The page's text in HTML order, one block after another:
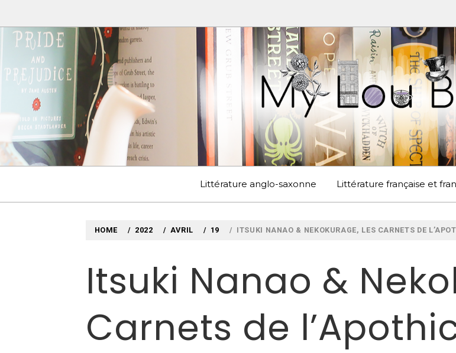
to
content
MYLOUBOOK
VOYAGES LITTÉRAIRES EN ANGLETERRE ET
Littérature anglo-saxonne Littérature française et
HOME 2022 AVRIL 19 ITSUKI NANAO & NEKOKURAGE, LES CARNETS DE
Itsuki Nanao &
Carnets de